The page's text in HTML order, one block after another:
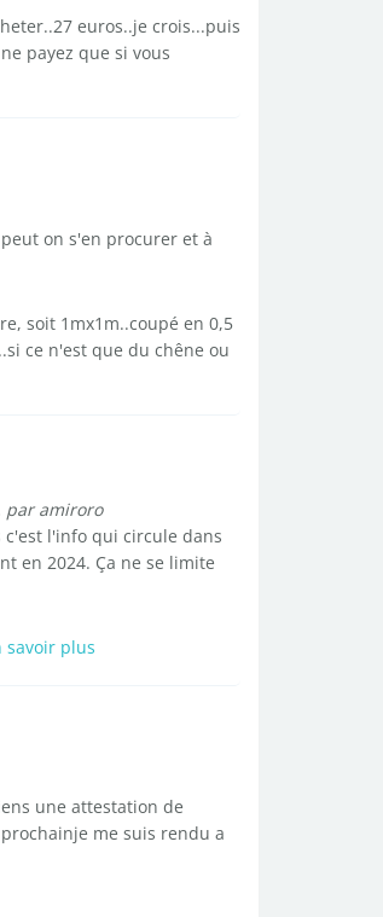
euros..je crois...puis
payez que si vous
on s'en procurer et à
soit 1mx1m..coupé en 0,5
ce n'est que du chêne ou
par amiroro
c'est l'info qui circule dans
en 2024. Ça ne se limite
savoir plus
une attestation de
me suis rendu a